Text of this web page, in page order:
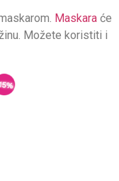
Maskaraće
Možete koristiti i